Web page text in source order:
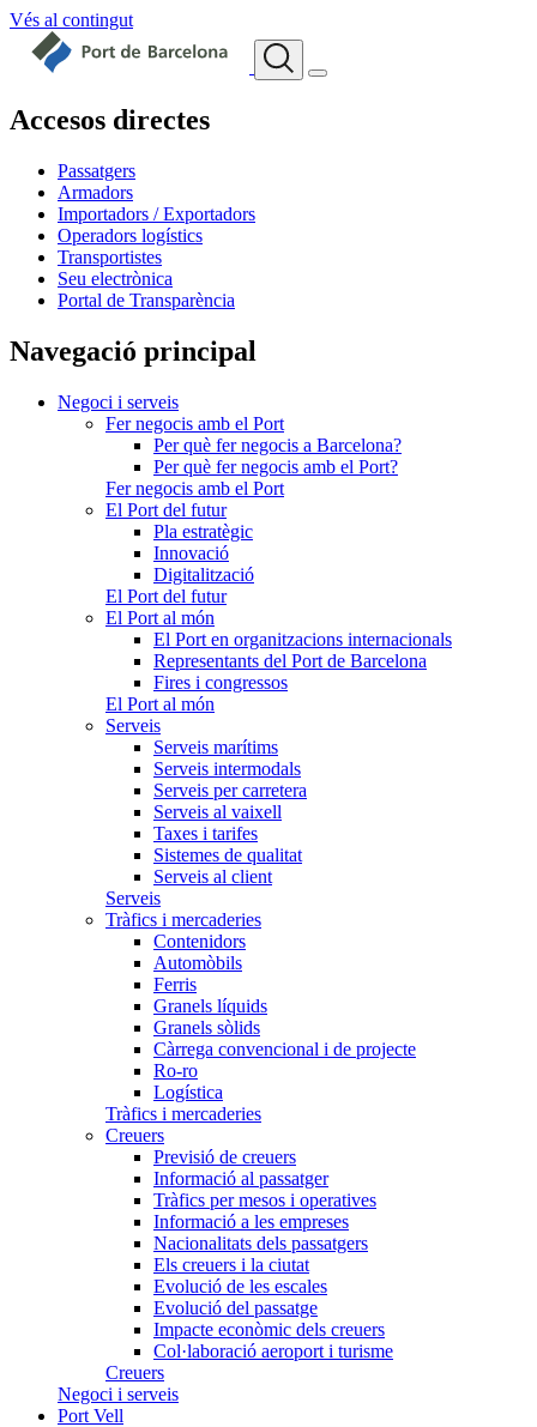
Vés al contingut
Accesos directes
Passatgers
Armadors
Importadors / Exportadors
Operadors logístics
Transportistes
Seu electrònica
Portal de Transparència
Navegació principal
Negoci i serveis
Fer negocis amb el Port
Per què fer negocis a Barcelona?
Per què fer negocis amb el Port?
Fer negocis amb el Port
El Port del futur
Pla estratègic
Innovació
Digitalització
El Port del futur
El Port al món
El Port en organitzacions internacionals
Representants del Port de Barcelona
Fires i congressos
El Port al món
Serveis
Serveis marítims
Serveis intermodals
Serveis per carretera
Serveis al vaixell
Taxes i tarifes
Sistemes de qualitat
Serveis al client
Serveis
Tràfics i mercaderies
Contenidors
Automòbils
Ferris
Granels líquids
Granels sòlids
Càrrega convencional i de projecte
Ro-ro
Logística
Tràfics i mercaderies
Creuers
Previsió de creuers
Informació al passatger
Tràfics per mesos i operatives
Informació a les empreses
Nacionalitats dels passatgers
Els creuers i la ciutat
Evolució de les escales
Evolució del passatge
Impacte econòmic dels creuers
Col·laboració aeroport i turisme
Creuers
Negoci i serveis
Port Vell